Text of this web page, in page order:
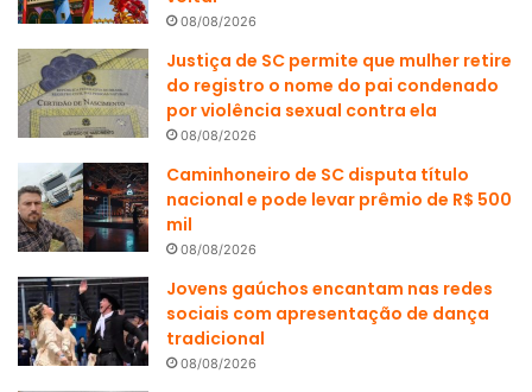
08/08/2026
Justiça de SC permite que mulher retire
do registro o nome do pai condenado
por violência sexual contra ela
08/08/2026
Caminhoneiro de SC disputa título
nacional e pode levar prêmio de R$ 500
mil
08/08/2026
Jovens gaúchos encantam nas redes
sociais com apresentação de dança
tradicional
08/08/2026